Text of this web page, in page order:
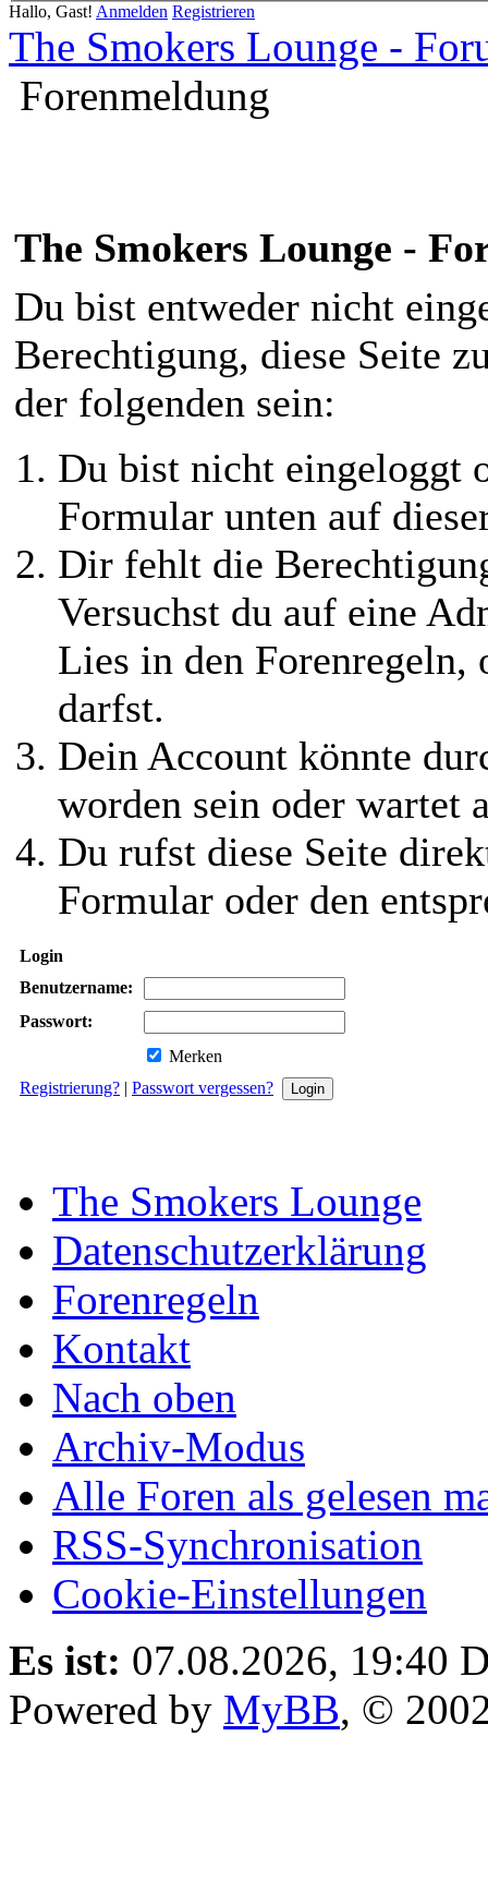
Hallo, Gast! Anmelden Registrieren
The Smokers Lounge -
Forenmeldung
The Smokers Lounge -
Du bist entweder nicht
Berechtigung, diese Seite
der folgenden sein:
Du bist nicht eingeloggt
Formular unten auf
Dir fehlt die
Versuchst du auf eine
Lies in den Forenregeln,
darfst.
Dein Account könnte
worden sein oder wartet
Du rufst diese Seite
Formular oder den
Login
Benutzername:
Passwort:
Merken
Registrierung? | Passwort vergessen?
The Smokers Lounge
Datenschutzerklärung
Forenregeln
Kontakt
Nach oben
Archiv-Modus
Alle Foren als gelesen
RSS-Synchronisation
Cookie-Einstellungen
Es ist: 07.08.2026, 19:40
Powered by MyBB, ©